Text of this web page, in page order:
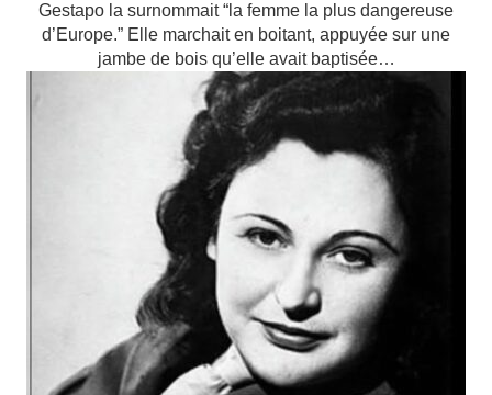
Gestapo la surnommait “la femme la plus dangereuse
d’Europe.” Elle marchait en boitant, appuyée sur une
jambe de bois qu’elle avait baptisée…